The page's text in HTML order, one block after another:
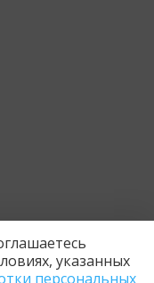
указанных
персональных